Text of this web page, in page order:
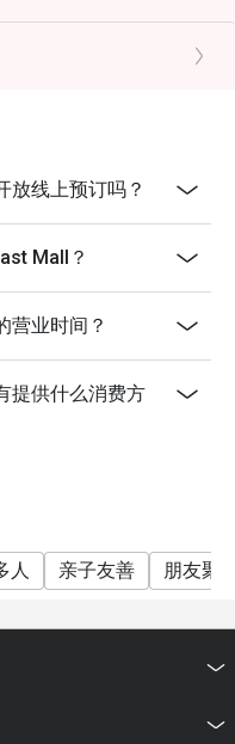
条评论）
15 mins of the
放线上预订吗？
Mall？
营业时间？
提供什么消费方
人 亲子友善 朋友聚